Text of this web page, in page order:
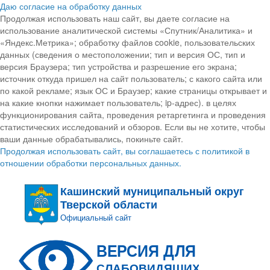
Даю согласие на обработку данных
Продолжая использовать наш сайт, вы даете согласие на
использование аналитической системы «Спутник/Аналитика» и
«Яндекс.Метрика»; обработку файлов cookie, пользовательских
данных (сведения о местоположении; тип и версия ОС, тип и
версия Браузера; тип устройства и разрешение его экрана;
источник откуда пришел на сайт пользователь; с какого сайта или
по какой рекламе; язык ОС и Браузер; какие страницы открывает и
на какие кнопки нажимает пользователь; ip-адрес). в целях
функционирования сайта, проведения ретаргетинга и проведения
статистических исследований и обзоров. Если вы не хотите, чтобы
ваши данные обрабатывались, покиньте сайт.
Продолжая использовать сайт, вы соглашаетесь с политикой в
отношении обработки персональных данных.